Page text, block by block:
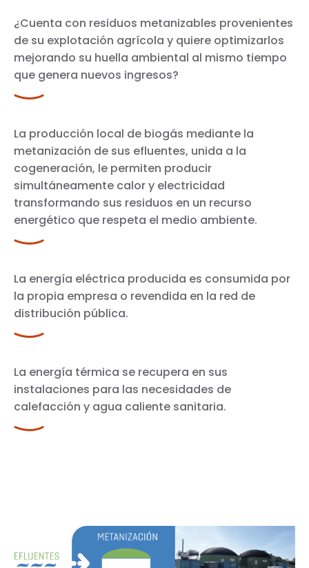
¿Cuenta con residuos metanizables provenientes
de su explotación agrícola y quiere optimizarlos
mejorando su huella ambiental al mismo tiempo
que genera nuevos ingresos?
La producción local de biogás mediante la
metanización de sus efluentes, unida a la
cogeneración, le permiten producir
simultáneamente calor y electricidad
transformando sus residuos en un recurso
energético que respeta el medio ambiente.
La energía eléctrica producida es consumida por
la propia empresa o revendida en la red de
distribución pública.
La energía térmica se recupera en sus
instalaciones para las necesidades de
calefacción y agua caliente sanitaria.